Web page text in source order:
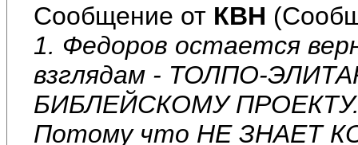
Сообщение от КВН
1. Федоров остается
взглядам - ТОЛПО-
БИБЛЕЙСКОМУ ПРОЕКТУ.
Потому что НЕ ЗНАЕТ